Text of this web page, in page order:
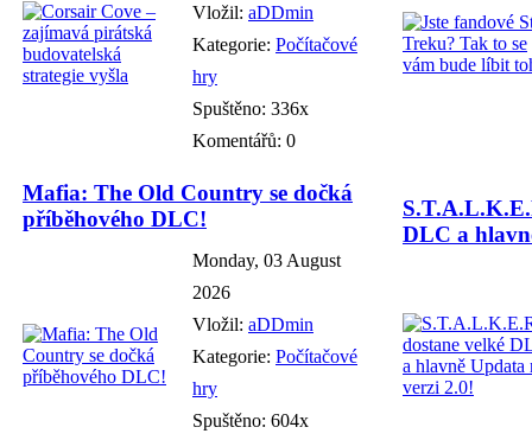
Vložil: aDDmin
Kategorie: Počítačové
hry
Spuštěno: 336x
Komentářů: 0
Mafia: The Old Country se dočká
příběhového DLC!
Monday, 03 August
2026
Vložil: aDDmin
Kategorie: Počítačové
hry
Spuštěno: 604x
DLC a